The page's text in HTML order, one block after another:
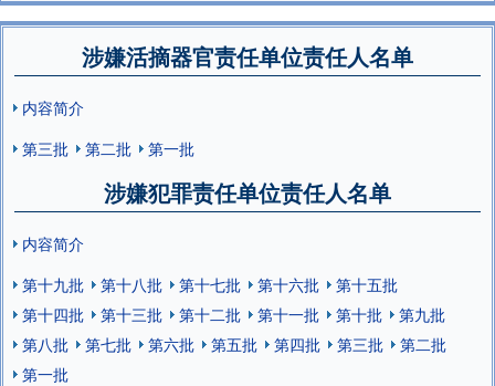
涉嫌活摘器官责任单位责任人名单
内容简介
第三批
第二批 第一批
涉嫌犯罪责任单位责任人名单
内容简介
第十九批
第十八批 第十七批 第十六批
第十五批
第十四批
第十三批 第十二批 第十一批 第十批
第九批
第八批
第七批 第六批 第五批 第四批 第三批
第二批
第一批